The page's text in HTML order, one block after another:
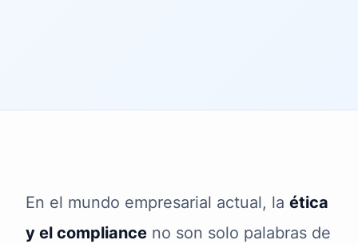
En el mundo empresarial actual, la ética
y el compliance no son solo palabras de